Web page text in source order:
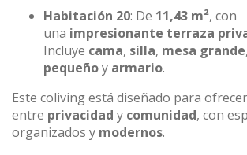
Habitación 20: De 11,43 m², con
una impresionante terraza
Incluye cama, silla, mesa grande,
pequeñoy armario.
Este coliving está diseñado para
entre privacidad y comunidad, con
organizados y modernos.